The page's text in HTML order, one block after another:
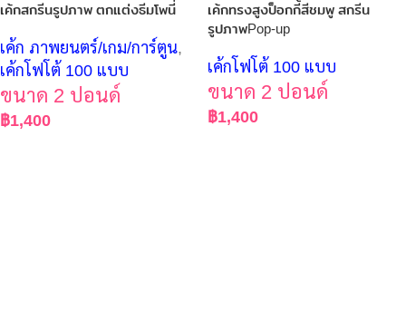
เค้กสกรีนรูปภาพ ตกแต่งธีมโพนี่
เค้ก ภาพยนตร์/เกม/การ์ตูน,
เค้กโฟโต้ 100 แบบ
ขนาด 2 ปอนด์
฿1,400
เค้กทรงสูงป็อกกี้สีชมพู สกรีน
รูปภาพPop-up
เค้กโฟโต้ 100 แบบ
ขนาด 2 ปอนด์
฿1,400